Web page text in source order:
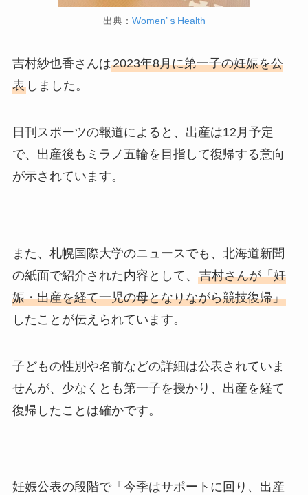
出典： Women’ｓHealth
吉村紗也香さんは2023年8月に第一子の妊娠を公
表しました。
日刊スポーツの報道によると、出産は12月予定
で、出産後もミラノ五輪を目指して復帰する意向
が示されています。
また、札幌国際大学のニュースでも、北海道新聞
の紙面で紹介された内容として、 吉村さんが「妊
娠・出産を経て一児の母となりながら競技復帰」
したことが伝えられています。
子どもの性別や名前などの詳細は公表されていま
せんが、少なくとも第一子を授かり、出産を経て
復帰したことは確かです。
妊娠公表の段階で「今季はサポートに回り、出産